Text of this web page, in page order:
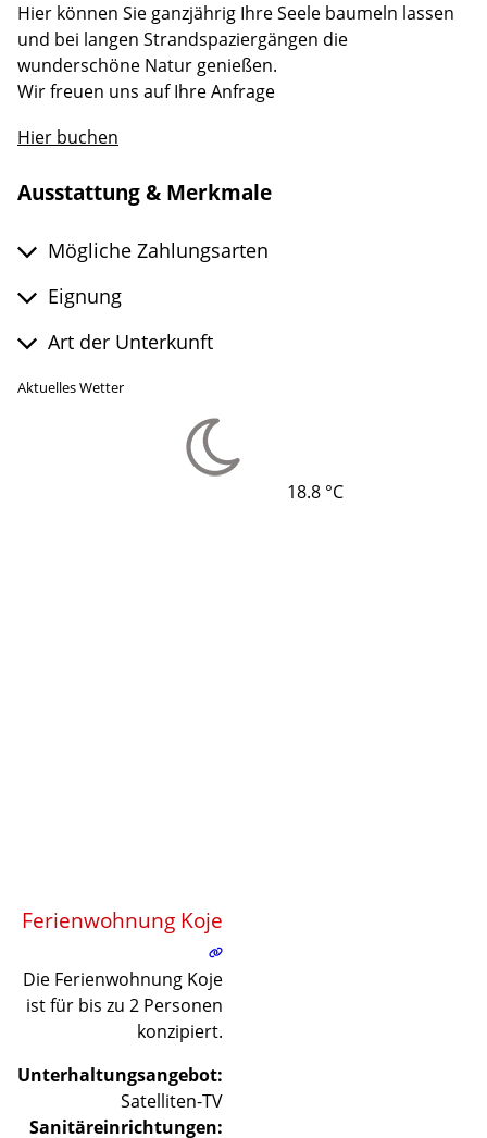
Aktuelles Wetter
18.8 °C
Hier können Sie ganzjährig Ihre Seele baumeln lassen
und bei langen Strandspaziergängen die
wunderschöne Natur genießen.
Wir freuen uns auf Ihre Anfrage
Hier buchen
Ausstattung & Merkmale
Mögliche Zahlungsarten
Eignung
Art der Unterkunft
Ferienwohnung Koje
Die Ferienwohnung Koje
ist für bis zu 2 Personen
konzipiert.
Unterhaltungsangebot:
Satelliten-TV
Sanitäreinrichtungen: